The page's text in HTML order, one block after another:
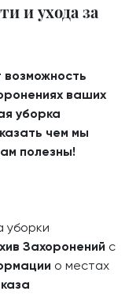
и ухода за
возможность
ваших
уборка
чем мы
полезны!
уборки
Захоронений с
о местах